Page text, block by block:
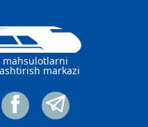
mahsulotlarni
markazi